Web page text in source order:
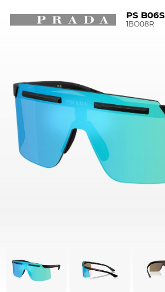
PS B06S
1BO08R